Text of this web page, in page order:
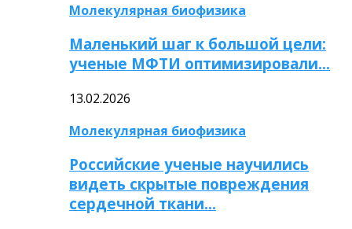
Молекулярная биофизика
Маленький шаг к большой цели:
ученые МФТИ оптимизировали…
13.02.2026
Молекулярная биофизика
Российские ученые научились
видеть скрытые повреждения
сердечной ткани…